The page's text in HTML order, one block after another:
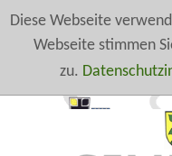
Diese Webseite
Webseite stimmen
zu.